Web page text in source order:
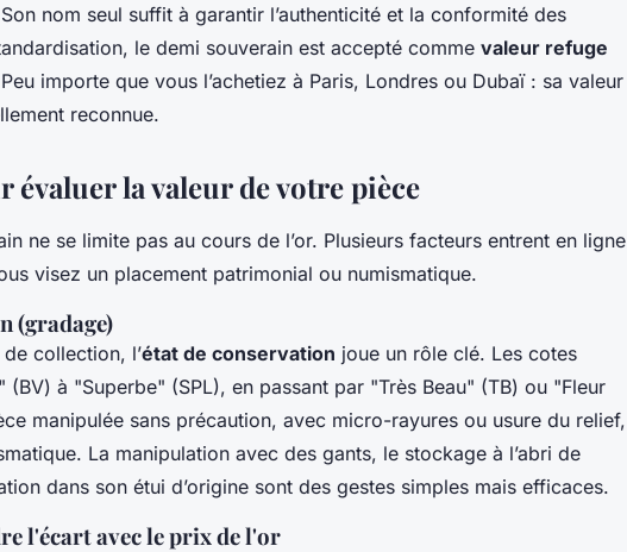
nom seul suffit à garantir l’authenticité et la conformité des
le demi souverain est accepté comme valeur refuge
importe que vous l’achetiez à Paris, Londres ou Dubaï : sa valeur
reconnue.
évaluer la valeur de votre pièce
ne se limite pas au cours de l’or. Plusieurs facteurs entrent en ligne
visez un placement patrimonial ou numismatique.
(gradage)
collection, l’état de conservation joue un rôle clé. Les cotes
(BV) à "Superbe" (SPL), en passant par "Très Beau" (TB) ou "Fleur
manipulée sans précaution, avec micro-rayures ou usure du relief,
La manipulation avec des gants, le stockage à l’abri de
dans son étui d’origine sont des gestes simples mais efficaces.
l'écart avec le prix de l'or